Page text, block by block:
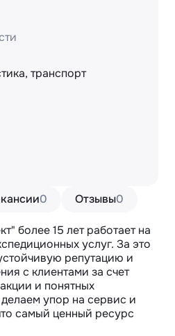
0 Отзывы0
более 15 лет работает на
услуг. За это
репутацию и
с клиентами за счет
и понятных
упор на сервис и
самый ценный ресурс
транспорт